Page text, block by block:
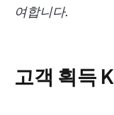
여합니다.
고객 획득